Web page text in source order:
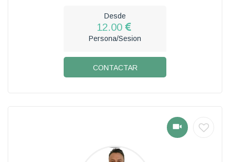
Desde
12.00
Persona/Sesion
CONTACTAR